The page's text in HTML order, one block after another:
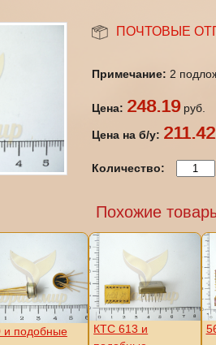
ПОЧТОВЫЕ
Примечание: 2
Цена: 248.19руб.
Цена на б/у: 211.42
Количество:
Похожие
и подобные
КТС 613 и